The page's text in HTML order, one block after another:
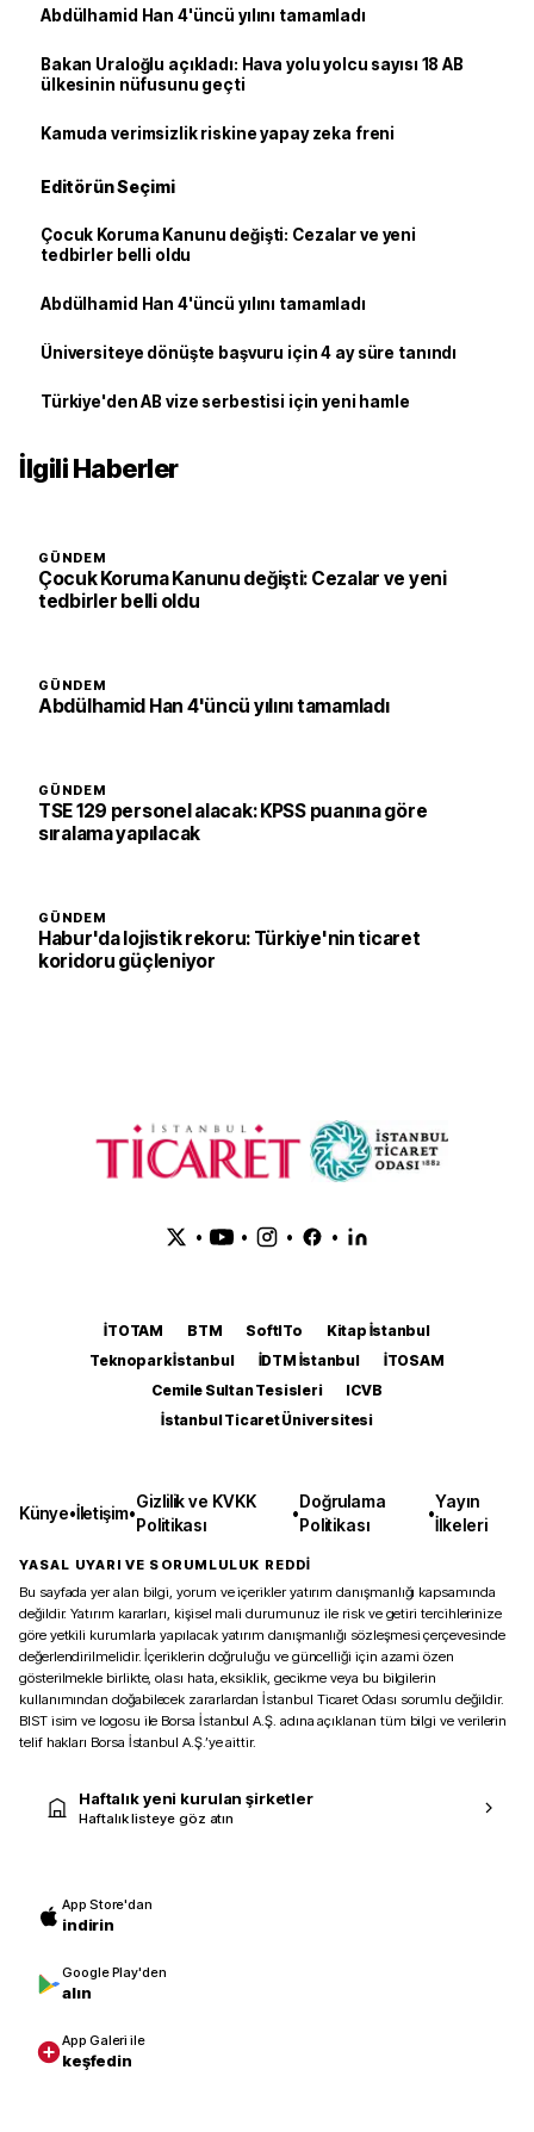
Abdülhamid Han 4'üncü yılını tamamladı
Bakan Uraloğlu açıkladı: Hava yolu yolcu sayısı 18 AB
ülkesinin nüfusunu geçti
Kamuda verimsizlik riskine yapay zeka freni
Editörün Seçimi
Çocuk Koruma Kanunu değişti: Cezalar ve yeni
tedbirler belli oldu
Abdülhamid Han 4'üncü yılını tamamladı
Üniversiteye dönüşte başvuru için 4 ay süre tanındı
Türkiye'den AB vize serbestisi için yeni hamle
İlgili Haberler
GÜNDEM
Çocuk Koruma Kanunu değişti: Cezalar ve yeni
tedbirler belli oldu
GÜNDEM
Abdülhamid Han 4'üncü yılını tamamladı
GÜNDEM
TSE 129 personel alacak: KPSS puanına göre
sıralama yapılacak
GÜNDEM
Habur'da lojistik rekoru: Türkiye'nin ticaret
koridoru güçleniyor
• • • •
İTOTAM BTM SoftITo
Kitap İstanbul
Teknopark İstanbul
İDTM İstanbul
İTOSAM
Cemile Sultan Tesisleri
ICVB
İstanbul Ticaret Üniversitesi
Künye•İletişim•
Gizlilik ve KVKK
Politikası
•
Doğrulama
Politikası
•
Yayın
İlkeleri
YASAL UYARI VE SORUMLULUK REDDİ
Bu sayfada yer alan bilgi, yorum ve içerikler yatırım danışmanlığı kapsamında
değildir. Yatırım kararları, kişisel mali durumunuz ile risk ve getiri tercihlerinize
göre yetkili kurumlarla yapılacak yatırım danışmanlığı sözleşmesi çerçevesinde
değerlendirilmelidir. İçeriklerin doğruluğu ve güncelliği için azami özen
gösterilmekle birlikte, olası hata, eksiklik, gecikme veya bu bilgilerin
kullanımından doğabilecek zararlardan İstanbul Ticaret Odası sorumlu değildir.
BIST isim ve logosu ile Borsa İstanbul A.Ş. adına açıklanan tüm bilgi ve verilerin
telif hakları Borsa İstanbul A.Ş.’ye aittir.
Haftalık yeni kurulan şirketler
Haftalık listeye göz atın
App Store'dan
indirin
Google Play'den
alın
App Galeri ile
keşfedin